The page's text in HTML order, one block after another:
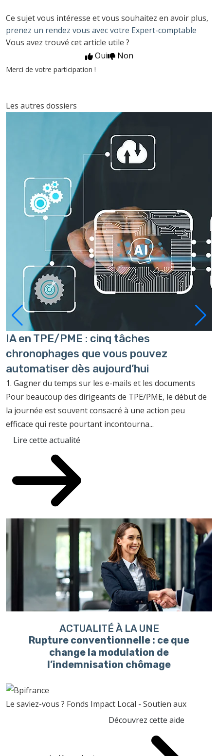
Ce sujet vous intéresse et vous souhaitez en avoir plus,
prenez un rendez vous avec votre Expert-comptable
Vous avez trouvé cet article utile ?
Oui
Non
Merci de votre participation !
Les autres dossiers
IA en TPE/PME : cinq tâches
chronophages que vous pouvez
automatiser dès aujourd’hui
1. Gagner du temps sur les e-mails et les documents
Pour beaucoup des dirigeants de TPE/PME, le début de
la journée est souvent consacré à une action peu
efficace qui reste pourtant incontourna...
Lire cette actualité
ACTUALITÉ À LA UNE
Rupture conventionnelle : ce que
change la modulation de
l’indemnisation chômage
Le saviez-vous ? Fonds Impact Local - Soutien aux
Découvrez cette aide